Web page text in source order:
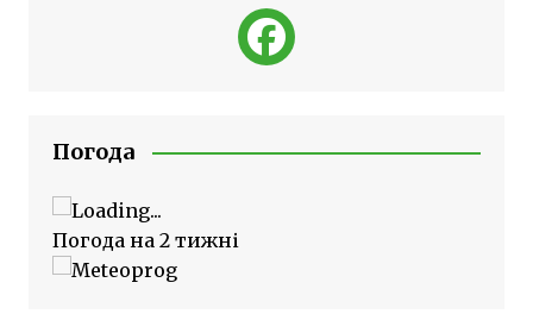
Погода
Погода на 2 тижні